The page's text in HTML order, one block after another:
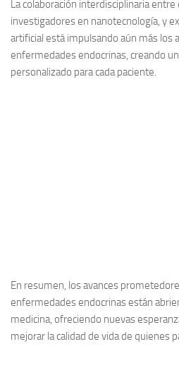
La colaboración interdisciplinaria
investigadores en nanotecnología, y
artificial está impulsando aún más los
enfermedades endocrinas, creando
personalizado para cada paciente.
En resumen, los avances
enfermedades endocrinas están
medicina, ofreciendo nuevas
mejorar la calidad de vida de quienes